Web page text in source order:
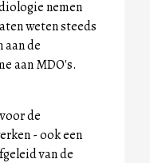
nemen
weten steeds
de
aan MDO's.
de
- ook een
van de